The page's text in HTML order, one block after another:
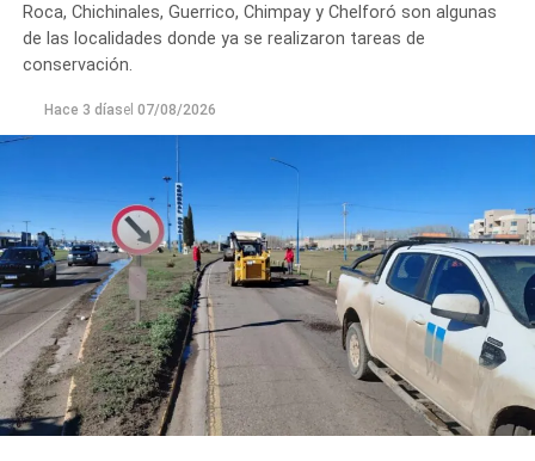
Los equipos técnicos de Aguas Rionegrinas mantienen
un seguimiento constante de la evolución de la turbiedad
con las condiciones que presenta el río.
Roca, Chichinales, Guerrico, Chimpay y Chelforó son algunas
de las localidades donde ya se realizaron tareas de
conservación.
Hace 3 díasel 07/08/2026